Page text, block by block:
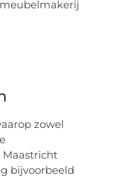
zowel
bijvoorbeeld